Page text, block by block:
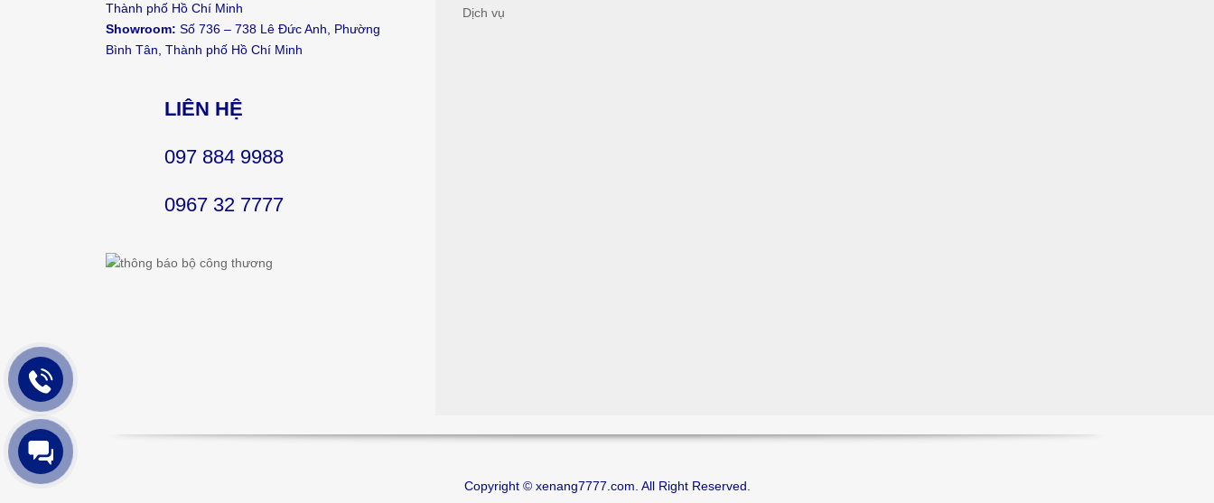
Thành phố Hồ Chí Minh
Showroom: Số 736 – 738 Lê Đức Anh, Phường
Bình Tân, Thành phố Hồ Chí Minh
LIÊN HỆ
097 884 9988
0967 32 7777
Dịch vụ
Copyright © xenang7777.com. All Right Reserved.